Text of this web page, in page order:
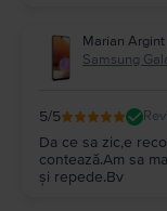
Marian Argint
Samsung
5/5
Da ce sa zic,e
contează.Am sa
și repede.Bv